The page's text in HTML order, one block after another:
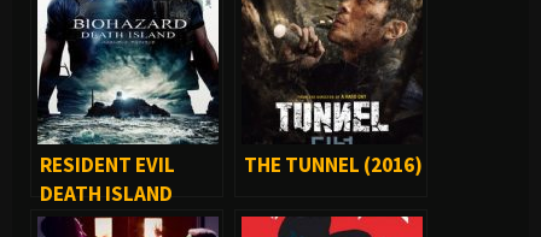
RESIDENT EVIL
DEATH ISLAND
(2023)
THE TUNNEL (2016)